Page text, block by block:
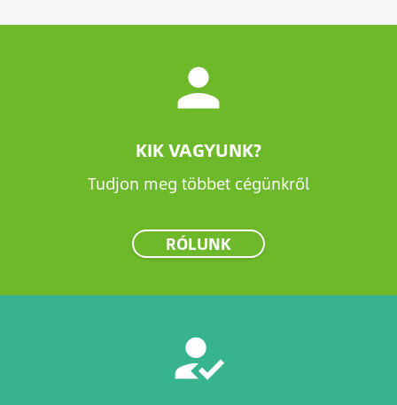
person
KIK VAGYUNK?
Tudjon meg többet cégünkről
RÓLUNK
how_to_reg